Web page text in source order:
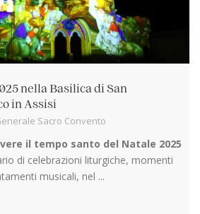
nella Basilica di San
in Assisi
Sacro Convento
il tempo santo del Natale 2025
di celebrazioni liturgiche, momenti
musicali, nel ...